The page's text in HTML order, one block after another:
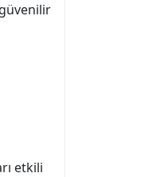
etkili